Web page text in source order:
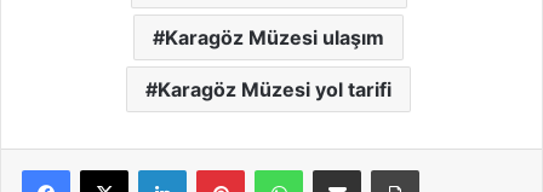
Karagöz Müzesi ulaşım
Karagöz Müzesi yol tarifi